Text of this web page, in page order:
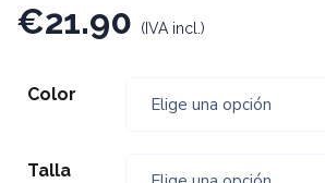
€21.90 (IVA incl.)
Color
Talla